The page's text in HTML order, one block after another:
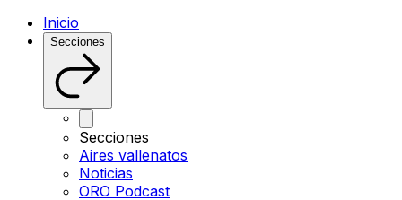
Inicio
Secciones
Secciones
Aires vallenatos
Noticias
ORO Podcast